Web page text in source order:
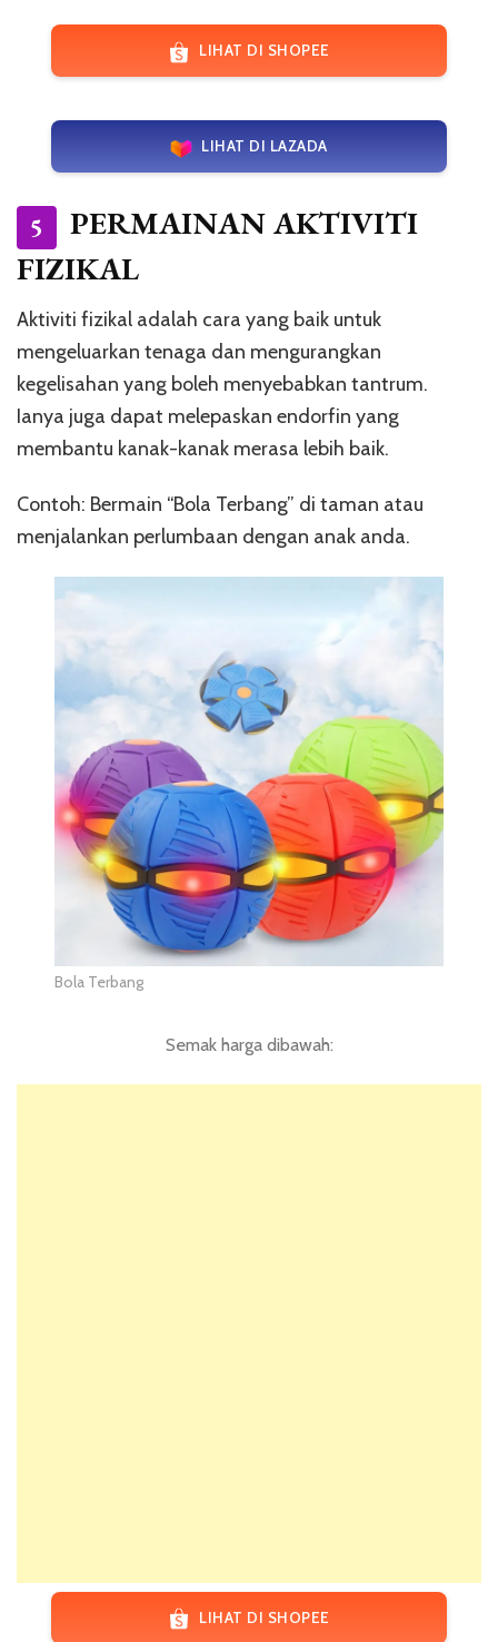
LIHAT DI SHOPEE
LIHAT DI LAZADA
5
PERMAINAN AKTIVITI
FIZIKAL
Aktiviti fizikal adalah cara yang baik untuk
mengeluarkan tenaga dan mengurangkan
kegelisahan yang boleh menyebabkan tantrum.
Ianya juga dapat melepaskan endorfin yang
membantu kanak-kanak merasa lebih baik.
Contoh: Bermain “Bola Terbang” di taman atau
menjalankan perlumbaan dengan anak anda.
Bola Terbang
Semak harga dibawah:
LIHAT DI SHOPEE